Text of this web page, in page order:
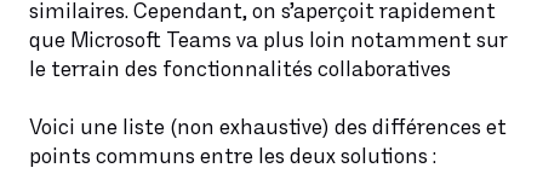
similaires. Cependant, on s’aperçoit rapidement
que Microsoft Teams va plus loin notamment sur
le terrain des fonctionnalités collaboratives
Voici une liste (non exhaustive) des différences et
points communs entre les deux solutions :